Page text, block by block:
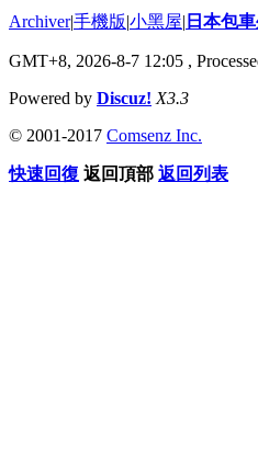
Archiver|手機版|小黑屋| 日本包
GMT+8, 2026-8-7 12:05 ,
Powered by Discuz! X3.3
© 2001-2017 Comsenz Inc.
快速回復 返回頂部 返回列表